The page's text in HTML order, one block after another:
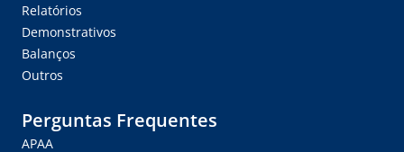
Relatórios
Demonstrativos
Balanços
Outros
Perguntas Frequentes
APAA